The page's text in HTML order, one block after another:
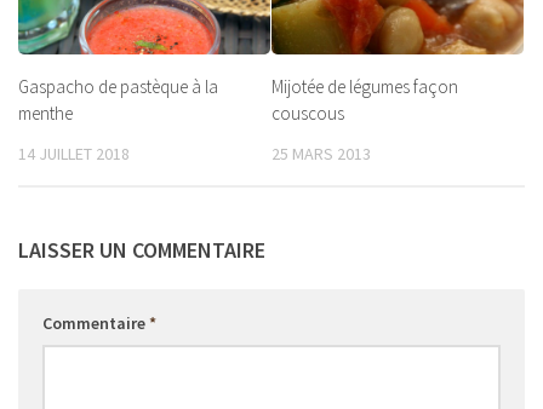
Gaspacho de pastèque à la
menthe
14 JUILLET 2018
Mijotée de légumes façon
couscous
25 MARS 2013
LAISSER UN COMMENTAIRE
Commentaire*